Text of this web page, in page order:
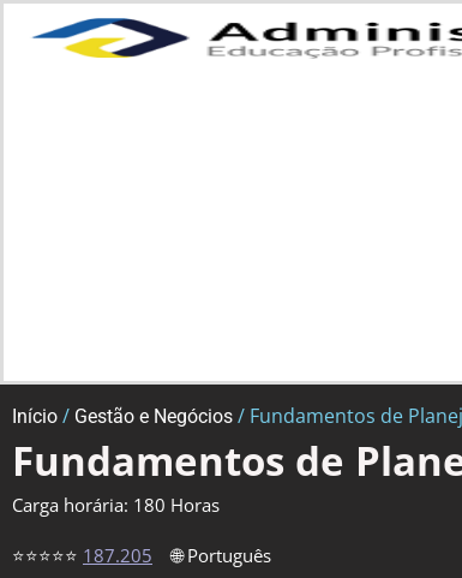
Início / Gestão e Negócios / Fundamentos de
Fundamentos de
Carga horária: 180 Horas
⭐⭐⭐⭐⭐ 187.205 🌐 Português